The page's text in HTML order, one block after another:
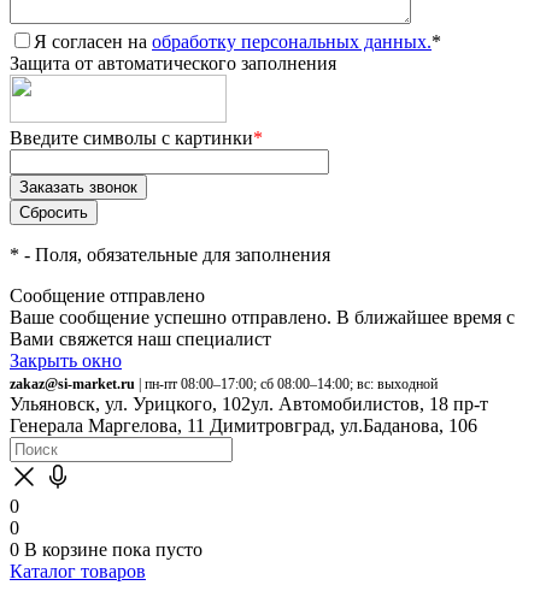
Я согласен на обработку персональных данных.*
Защита от автоматического заполнения
Введите символы с картинки*
* - Поля, обязательные для заполнения
Сообщение отправлено
Ваше сообщение успешно отправлено. В ближайшее время с
Вами свяжется наш специалист
Закрыть окно
zakaz@si-market.ru | пн-пт 08:00–17:00; сб 08:00–14:00; вс: выходной
Ульяновск, ул. Урицкого, 102ул. Автомобилистов, 18 пр-т
Генерала Маргелова, 11 Димитровград, ул.Баданова, 106
0
0
0 В корзине пока пусто
Каталог товаров